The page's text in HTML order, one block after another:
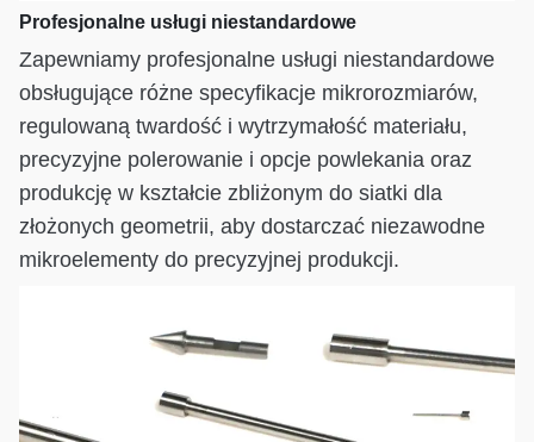
Profesjonalne usługi niestandardowe
Zapewniamy profesjonalne usługi niestandardowe
obsługujące różne specyfikacje mikrorozmiarów,
regulowaną twardość i wytrzymałość materiału,
precyzyjne polerowanie i opcje powlekania oraz
produkcję w kształcie zbliżonym do siatki dla
złożonych geometrii, aby dostarczać niezawodne
mikroelementy do precyzyjnej produkcji.